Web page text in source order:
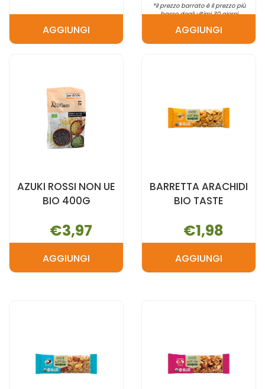
AGGIUNGIAGGIUNGI AMIDO
CARRELLO
*il prezzo barrato è il prezzo più
basso degli ultimi 30 giorni
AGGIUNGIAGGIUNGI
AZUKI ROSSI NON UE
BIO 400G
€3,97
AGGIUNGIAGGIUNGI AZUKI
CARRELLO
BARRETTA ARACHIDI
BIO TASTE
€1,98
AGGIUNGIAGGIUNGI